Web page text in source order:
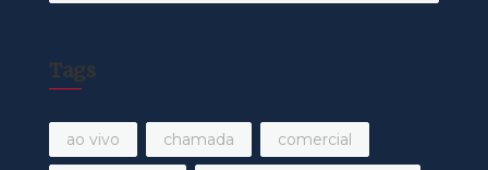
Tags
ao vivo chamada comercial